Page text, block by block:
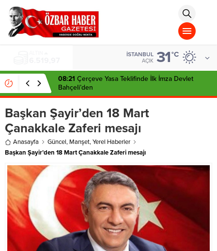
islami
chat
omegla
türk
sohbet
dini
chat
İSTANBUL
AÇIK 31°C
08:21 Çerçeve Yasa Teklifinde İlk İmza Devlet
Bahçeli’den
Başkan Şayir’den 18 Mart
Çanakkale Zaferi mesajı
Anasayfa Güncel, Manşet,Yerel Haberler
Başkan Şayir’den 18 Mart Çanakkale Zaferi mesajı